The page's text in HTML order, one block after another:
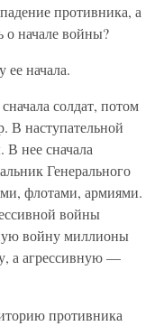
противника, а
о начале войны?
ее начала.
солдат, потом
В наступательной
В нее сначала
Генерального
флотами, армиями.
войны
войну миллионы
а агрессивную —
противника